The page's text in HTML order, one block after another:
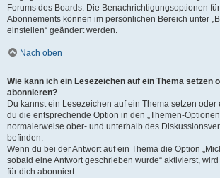
Forums des Boards. Die Benachrichtigungsoptionen
Abonnements können im persönlichen Bereich unter
einstellen“ geändert werden.
Nach oben
Wie kann ich ein Lesezeichen auf ein Thema setzen
abonnieren?
Du kannst ein Lesezeichen auf ein Thema setzen
du die entsprechende Option in den „Themen-
normalerweise ober- und unterhalb des
befinden.
Wenn du bei der Antwort auf ein Thema die Option
sobald eine Antwort geschrieben wurde“ aktivierst,
für dich abonniert.